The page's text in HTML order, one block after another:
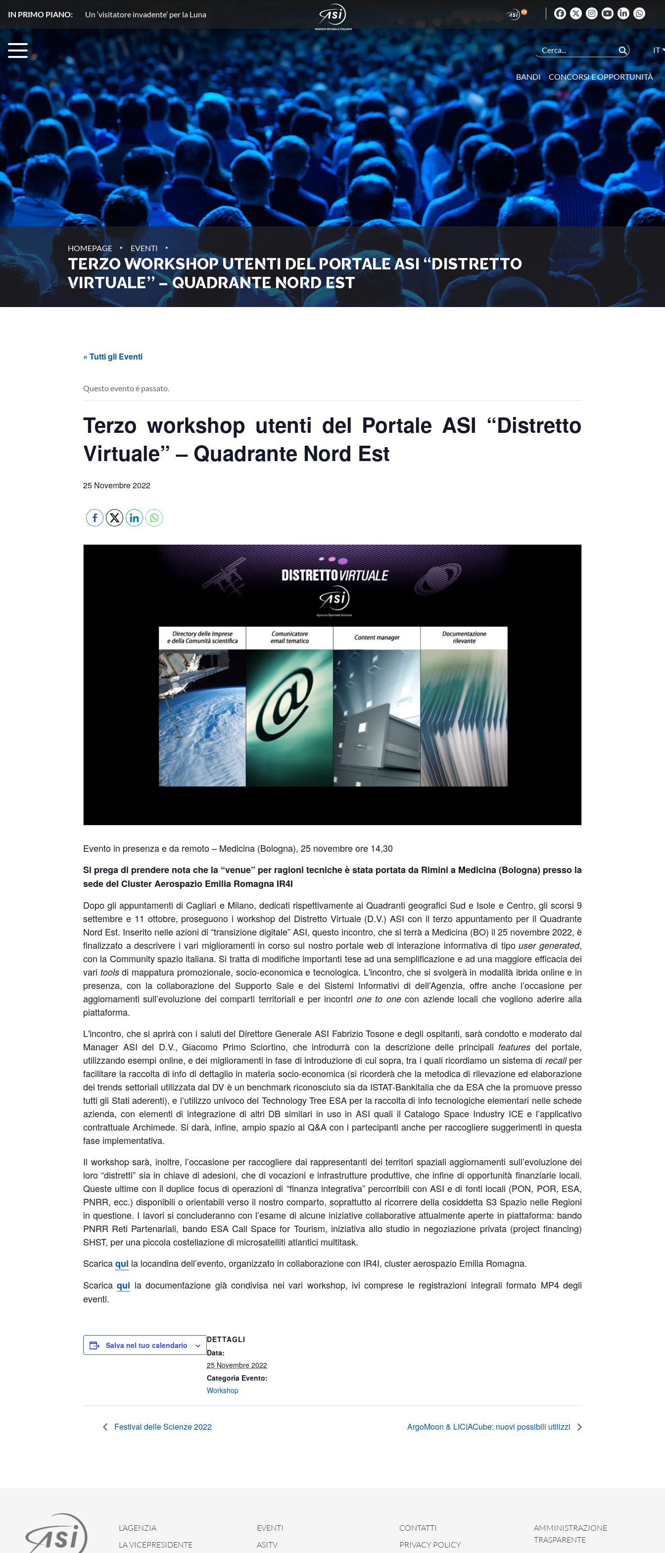
IN PRIMO PIANO: Un copilota ‘stellare’ rivoluziona l’osservazione del cosmo
IT
BANDI CONCORSI E OPPORTUNITÀ
HOMEPAGE ‣ EVENTI ‣
TERZO WORKSHOP UTENTI DEL PORTALE ASI “DISTRETTO
VIRTUALE” – QUADRANTE NORD EST
« Tutti gli Eventi
Questo evento è passato.
Terzo workshop utenti del Portale ASI “Distretto
Virtuale” – Quadrante Nord Est
25 Novembre 2022
Evento in presenza e da remoto – Medicina (Bologna), 25 novembre ore 14,30
Si prega di prendere nota che la “venue” per ragioni tecniche è stata portata da Rimini a Medicina (Bologna) presso la
sede del Cluster Aerospazio Emilia Romagna IR4I
Dopo gli appuntamenti di Cagliari e Milano, dedicati rispettivamente ai Quadranti geografici Sud e Isole e Centro, gli scorsi 9
settembre e 11 ottobre, proseguono i workshop del Distretto Virtuale (D.V.) ASI con il terzo appuntamento per il Quadrante
Nord Est. Inserito nelle azioni di “transizione digitale” ASI, questo incontro, che si terrà a Medicina (BO) il 25 novembre 2022, è
finalizzato a descrivere i vari miglioramenti in corso sul nostro portale web di interazione informativa di tipouser generated,
con la Community spazio italiana. Si tratta di modifiche importanti tese ad una semplificazione e ad una maggiore efficacia dei
vari toolsdi mappatura promozionale, socio-economica e tecnologica. L'incontro, che si svolgerà in modalità ibrida online e in
presenza, con la collaborazione del Supporto Sale e dei Sistemi Informativi di dell’Agenzia, offre anche l’occasione per
aggiornamenti sull’evoluzione dei comparti territoriali e per incontri one to onecon aziende locali che vogliono aderire alla
piattaforma.
L'incontro, che si aprirà con i saluti del Direttore Generale ASI Fabrizio Tosone e degli ospitanti, sarà condotto e moderato dal
Manager ASI del D.V., Giacomo Primo Sciortino, che introdurrà con la descrizione delle principali features del portale,
utilizzando esempi online, e dei miglioramenti in fase di introduzione di cui sopra, tra i quali ricordiamo un sistema di recallper
facilitare la raccolta di info di dettaglio in materia socio-economica (si ricorderà che la metodica di rilevazione ed elaborazione
dei trends settoriali utilizzata dal DV è un benchmark riconosciuto sia da ISTAT-Bankitalia che da ESA che la promuove presso
tutti gli Stati aderenti), e l’utilizzo univoco del Technology Tree ESA per la raccolta di info tecnologiche elementari nelle schede
azienda, con elementi di integrazione di altri DB similari in uso in ASI quali il Catalogo Space Industry ICE e l’applicativo
contrattuale Archimede. Si darà, infine, ampio spazio al Q&A con i partecipanti anche per raccogliere suggerimenti in questa
fase implementativa.
Il workshop sarà, inoltre, l’occasione per raccogliere dai rappresentanti dei territori spaziali aggiornamenti sull’evoluzione dei
loro “distretti” sia in chiave di adesioni, che di vocazioni e infrastrutture produttive, che infine di opportunità finanziarie locali.
Queste ultime con il duplice focus di operazioni di “finanza integrativa” percorribili con ASI e di fonti locali (PON, POR, ESA,
PNRR, ecc.) disponibili o orientabili verso il nostro comparto, soprattutto al ricorrere della cosiddetta S3 Spazio nelle Regioni
in questione. I lavori si concluderanno con l’esame di alcune iniziative collaborative attualmente aperte in piattaforma: bando
PNRR Reti Partenariali, bando ESA Call Space for Tourism, iniziativa allo studio in negoziazione privata (project financing)
SHST, per una piccola costellazione di microsatelliti atlantici multitask.
Scaricaqui la locandina dell’evento, organizzato in collaborazione con IR4I, cluster aerospazio Emilia Romagna.
Scaricaqui la documentazione già condivisa nei vari workshop, ivi comprese le registrazioni integrali formato MP4 degli
eventi.
Salva nel tuo calendario
DETTAGLI
Data:
25 Novembre 2022
Categoria Evento:
Workshop
Festival delle Scienze 2022 ArgoMoon & LICIACube: nuovi possibili utilizzi
L’AGENZIA
LA VICEPRESIDENTE
EVENTI
ASITV
CONTATTI
PRIVACY POLICY
AMMINISTRAZIONE
TRASPARENTE